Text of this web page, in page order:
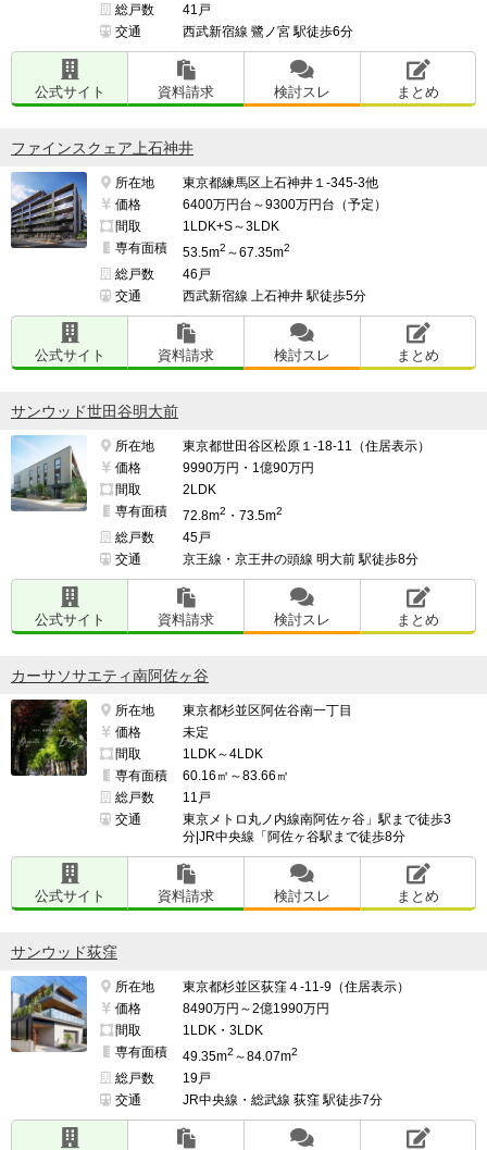
総戸数
41戸
交通
西武新宿線 鷺ノ宮 駅徒歩6分
公式サイト 資料請求 検討スレ まとめ
ファインスクェア上石神井
所在地
東京都練馬区上石神井１-345-3他
価格
6400万円台～9300万円台（予定）
間取
1LDK+S～3LDK
専有面積
53.5m2 ～67.35m2
総戸数
46戸
交通
西武新宿線 上石神井 駅徒歩5分
公式サイト 資料請求 検討スレ まとめ
サンウッド世田谷明大前
所在地
東京都世田谷区松原１-18-11（住居表示）
価格
9990万円・1億90万円
間取
2LDK
専有面積
72.8m2 ・73.5m2
総戸数
45戸
交通
京王線・京王井の頭線 明大前 駅徒歩8分
公式サイト 資料請求 検討スレ まとめ
カーサソサエティ南阿佐ヶ谷
所在地
東京都杉並区阿佐谷南一丁目
価格
未定
間取
1LDK～4LDK
専有面積
60.16㎡～83.66㎡
総戸数
11戸
交通
東京メトロ丸ノ内線南阿佐ヶ谷」駅まで徒歩3
分|JR中央線「阿佐ヶ谷駅まで徒歩8分
公式サイト 資料請求 検討スレ まとめ
サンウッド荻窪
所在地
東京都杉並区荻窪４-11-9（住居表示）
価格
8490万円～2億1990万円
間取
1LDK・3LDK
専有面積
49.35m2 ～84.07m2
総戸数
19戸
交通
JR中央線・総武線 荻窪 駅徒歩7分